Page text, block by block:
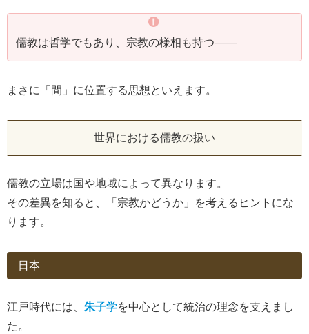
儒教は哲学でもあり、宗教の様相も持つ――
まさに「間」に位置する思想といえます。
世界における儒教の扱い
儒教の立場は国や地域によって異なります。
その差異を知ると、「宗教かどうか」を考えるヒントにな
ります。
日本
江戸時代には、 朱子学を中心として統治の理念を支えまし
た。